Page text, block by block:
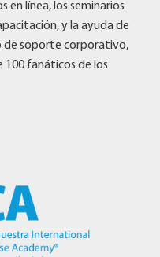
línea, los seminarios
y la ayuda de
de soporte corporativo,
fanáticos de los